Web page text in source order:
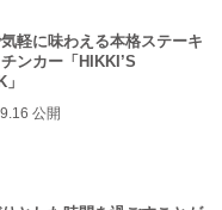
軽に味わえる本格ステーキ
ンカー「HIKKI’S
公開